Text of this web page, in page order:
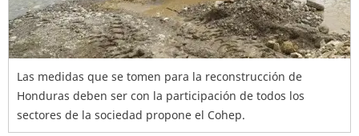
Las medidas que se tomen para la reconstrucción de
Honduras deben ser con la participación de todos los
sectores de la sociedad propone el Cohep.